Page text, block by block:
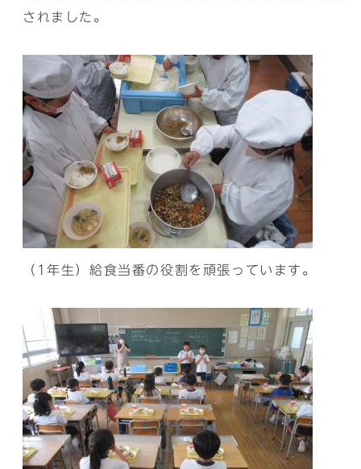
されました。
（1年生）給食当番の役割を頑張っています。